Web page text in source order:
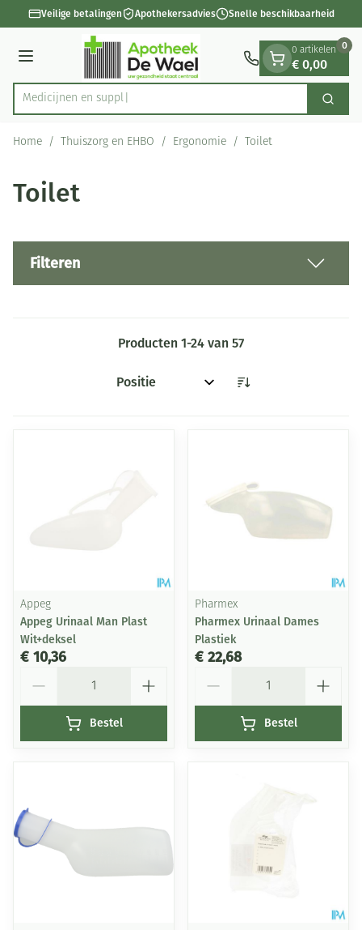
Ga naar de inhoud
1 van 1Veilige betalingen Apothekersadvies Snelle beschikbaarheid
Menu
Product, merk, categorie...
M Zoek
0 artikelen
€ 0,00
0
Home / Thuiszorg en EHBO / Ergonomie / Toilet
Toilet
Filteren
Producten 1-24 van 57
Sorteer op:
Appeg
Appeg Urinaal Man Plast
Wit+deksel
€ 10,36
Bestel
Pharmex
Pharmex Urinaal Dames
Plastiek
€ 22,68
Bestel